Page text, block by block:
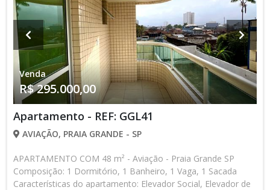
Venda
R$ 295.000,00
Apartamento - REF: GGL41
AVIAÇÃO, PRAIA GRANDE - SP
APARTAMENTO COM 48 m² - Aviação - Praia Grande SP
Composição: 1 Dormitório, 1 Banheiro, 1 Vaga, 1 Sacada
Características do apartamento: Elevador Social, Elevador de